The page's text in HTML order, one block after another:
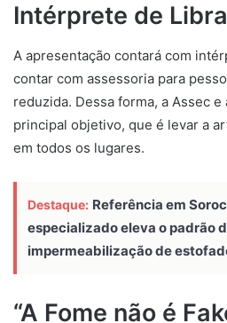
Intérprete de
A apresentação contará com
contar com assessoria para
reduzida. Dessa forma, a Assec
principal objetivo, que é levar a
em todos os lugares.
Destaque: Referência em
especializado eleva o padrão
impermeabilização de
“A Fome não é